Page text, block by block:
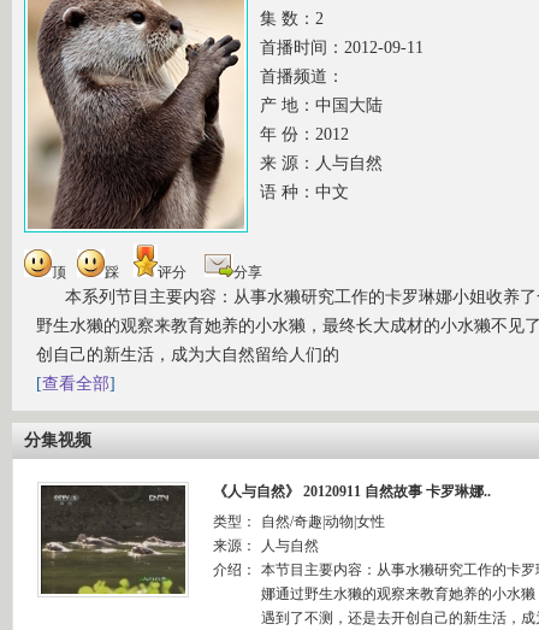
集 数：2
首播时间：2012-09-11
首播频道：
产 地：中国大陆
年 份：2012
来 源：人与自然
语 种：中文
顶 踩 评分 分享
本系列节目主要内容：从事水獭研究工作的卡罗琳娜小姐收养
野生水獭的观察来教育她养的小水獭，最终长大成材的小水獭不见
创自己的新生活，成为大自然留给人们的
[查看全部]
分集视频
《人与自然》 20120911 自然故事 卡罗琳娜..
类型：
自然/奇趣|动物|女性
来源：
人与自然
介绍：
本节目主要内容：从事水獭研究工作的卡
娜通过野生水獭的观察来教育她养的小水
遇到了不测，还是去开创自己的新生活，成